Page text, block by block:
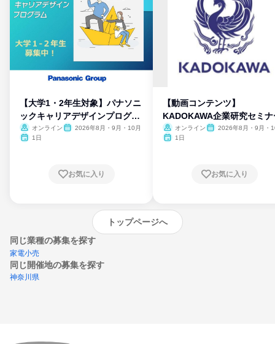
【大学1・2年生対象】パナソニ
ックキャリアデザインプログラ
ム
オンライン
2026年8月・9月・10月
1日
お気に入り
【動画コンテンツ】
KADOKAWA企業研究セミナ
オンライン
2026年8月・9月・
1日
お気に入り
トップページへ
同じ業種の募集を探す
家電小売
同じ開催地の募集を探す
神奈川県